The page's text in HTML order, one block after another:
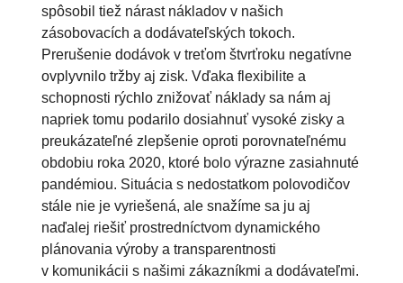
spôsobil tiež nárast nákladov v našich
zásobovacích a dodávateľských tokoch.
Prerušenie dodávok v treťom štvrťroku negatívne
ovplyvnilo tržby aj zisk. Vďaka flexibilite a
schopnosti rýchlo znižovať náklady sa nám aj
napriek tomu podarilo dosiahnuť vysoké zisky a
preukázateľné zlepšenie oproti porovnateľnému
obdobiu roka 2020, ktoré bolo výrazne zasiahnuté
pandémiou. Situácia s nedostatkom polovodičov
stále nie je vyriešená, ale snažíme sa ju aj
naďalej riešiť prostredníctvom dynamického
plánovania výroby a transparentnosti
v komunikácii s našimi zákazníkmi a dodávateľmi.